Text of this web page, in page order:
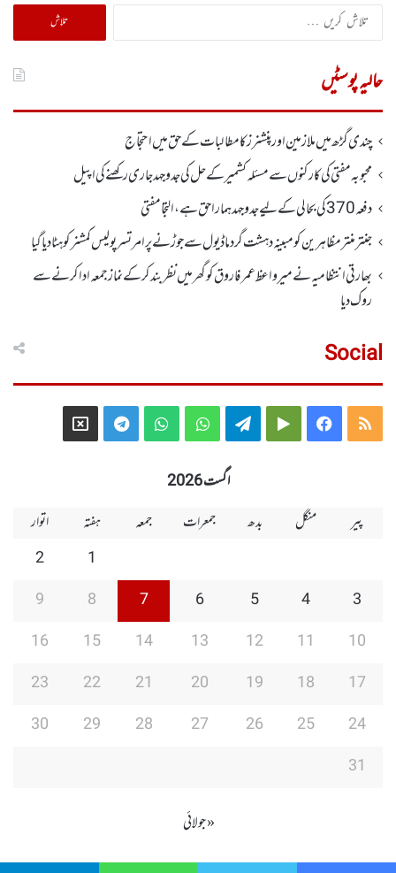
تلاش
کریں
حالیہ پوسٹیں
چندی گڑھ میں ملازمین اور پنشنرز کا مطالبات کے حق میں احتجاج
محبوبہ مفتی کی کارکنوں سے مسئلہ کشمیر کے حل کی جدوجہد جاری رکھنے کی اپیل
دفعہ370کی بحالی کے لیے جدوجہد ہمارا حق ہے، التجا مفتی
جنتر منتر مظاہرین کو مبینہ دہشت گرد ماڈیول سے جوڑنے پر امرتسر پولیس کمشنر کو ہٹا دیاگیا
بھارتی انتظامیہ نے میر واعظ عمر فاروق کو گھر میں نظر بندکر کے نماز جمعہ ادا کرنے سے
روک دیا
Social
RSS
Facebook
Google
Telegram
WhatsApp
WhatsApp
Telegram
X
اگست 2026
پیر
منگل بدھ جمعرات جمعہ ہفتہ
اتوار
1
2
3
4
5
6
7
8
9
10
11
12
13
14
15
16
17
18
19
20
21
22
23
24
25
26
27
28
29
30
31
« جولائی